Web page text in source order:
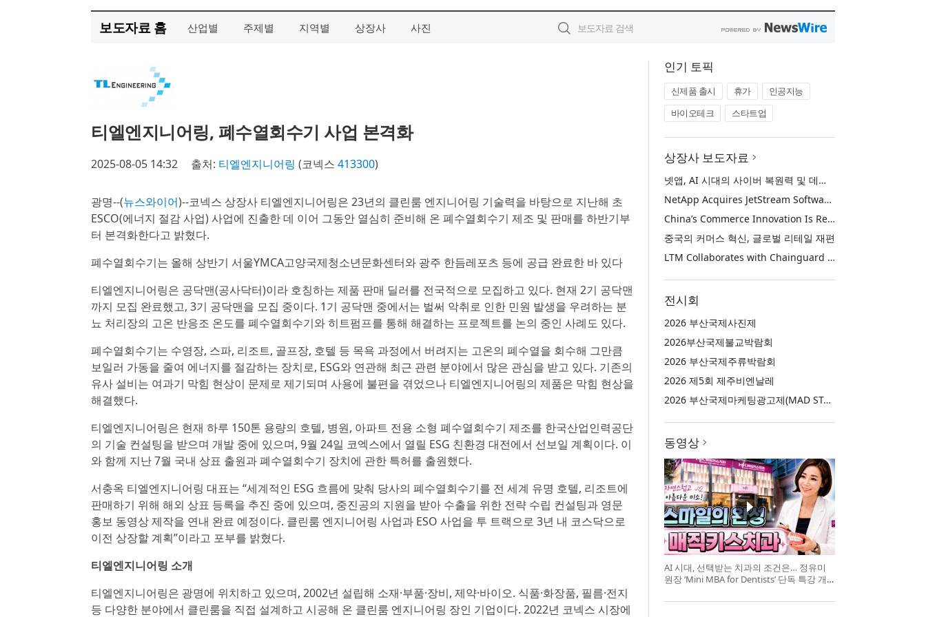
보도자료 홈 산업별 주제별 지역별 상장사 사진
티엘엔지니어링, 폐수열회수기 사업 본격화
2025-08-05 14:32 출처: 티엘엔지니어링 (코넥스 413300)
광명--(뉴스와이어)--코넥스 상장사 티엘엔지니어링은 23년의 클린룸 엔지니어링 기술력을 바탕으로 지난해 초
ESCO(에너지 절감 사업) 사업에 진출한 데 이어 그동안 열심히 준비해 온 폐수열회수기 제조 및 판매를 하반기부
터 본격화한다고 밝혔다.
폐수열회수기는 올해 상반기 서울YMCA고양국제청소년문화센터와 광주 한듬레포츠 등에 공급 완료한 바 있다
티엘엔지니어링은 공닥맨(공사닥터)이라 호칭하는 제품 판매 딜러를 전국적으로 모집하고 있다. 현재 2기 공닥맨
까지 모집 완료했고, 3기 공닥맨을 모집 중이다. 1기 공닥맨 중에서는 벌써 악취로 인한 민원 발생을 우려하는 분
뇨 처리장의 고온 반응조 온도를 폐수열회수기와 히트펌프를 통해 해결하는 프로젝트를 논의 중인 사례도 있다.
폐수열회수기는 수영장, 스파, 리조트, 골프장, 호텔 등 목욕 과정에서 버려지는 고온의 폐수열을 회수해 그만큼
보일러 가동을 줄여 에너지를 절감하는 장치로, ESG와 연관해 최근 관련 분야에서 많은 관심을 받고 있다. 기존의
유사 설비는 여과기 막힘 현상이 문제로 제기되며 사용에 불편을 겪었으나 티엘엔지니어링의 제품은 막힘 현상을
해결했다.
티엘엔지니어링은 현재 하루 150톤 용량의 호텔, 병원, 아파트 전용 소형 폐수열회수기 제조를 한국산업인력공단
의 기술 컨설팅을 받으며 개발 중에 있으며, 9월 24일 코엑스에서 열릴 ESG 친환경 대전에서 선보일 계획이다. 이
와 함께 지난 7월 국내 상표 출원과 폐수열회수기 장치에 관한 특허를 출원했다.
서충옥 티엘엔지니어링 대표는 “세계적인 ESG 흐름에 맞춰 당사의 폐수열회수기를 전 세계 유명 호텔, 리조트에
판매하기 위해 해외 상표 등록을 추진 중에 있으며, 중진공의 지원을 받아 수출을 위한 전략 수립 컨설팅과 영문
홍보 동영상 제작을 연내 완료 예정이다. 클린룸 엔지니어링 사업과 ESO 사업을 투 트랙으로 3년 내 코스닥으로
이전 상장할 계획”이라고 포부를 밝혔다.
티엘엔지니어링 소개
티엘엔지니어링은 광명에 위치하고 있으며, 2002년 설립해 소재·부품·장비, 제약·바이오. 식품·화장품, 필름·전지
등 다양한 분야에서 클린룸을 직접 설계하고 시공해 온 클린룸 엔지니어링 장인 기업이다. 2022년 코넥스 시장에
인기 토픽
신제품 출시 휴가
인공지능
바이오테크
스타트업
상장사 보도자료
넷앱, AI 시대의 사이버 복원력 및 데이터 보호 강화를 위해 젯스트림 소프트웨어 인수
NetApp Acquires JetStream Software to Advance Cyber Resilience and Data Protection for the AI Era
China’s Commerce Innovation Is Reshaping Global Retail
중국의 커머스 혁신, 글로벌 리테일 재편
LTM Collaborates with Chainguard to Strengthen Software Supply Chain Security through BlueVerse™ RightLogic
전시회
2026 부산국제사진제
2026부산국제불교박람회
2026 부산국제주류박람회
2026 제5회 제주비엔날레
2026 부산국제마케팅광고제(MAD STARS 2026)
동영상
AI 시대, 선택받는 치과의 조건은… 정유미
원장 ‘Mini MBA for Dentists’ 단독 특강 개